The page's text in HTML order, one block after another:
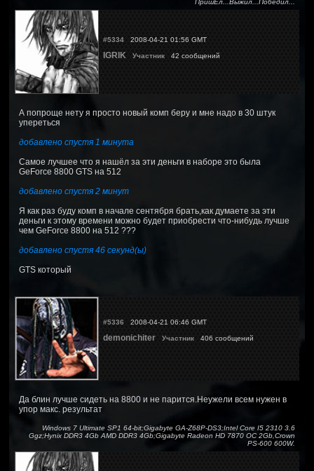
ПришЁл...Выжил...Победил...
#5334 2008-04-21 01:56 GMT
IGRIK Участник 42 сообщений
А попроще нету я просто новый комп беру и мне надо в 30 штук
упереться
добавлено спустя 1 минута
Самое лучшее что я нашёл за эти деньги в наборе это была
GeForce 8800 GTS на 512
добавлено спустя 2 минут
Я как раз буду комп в начале сентября брать,как думаете за эти
деньги к этому времени можно будет приобрести что-нибудь лучше
чем GeForce 8800 на 512 ???
добавлено спустя 46 секунд(ы)
GTS который
#5336 2008-04-21 06:46 GMT
demonichiter Участник 406 сообщений
Да блин лучше сидеть на 8800 и не парится.Неужели всем нужен в
упор макс. результат
Windows 7 Ultimate SP1 64-bit;Gigabyte GA-Z68P-DS3;Intel Core I5 2310 3.6
Ggz;Hynix DDR3 4Gb AMD DDR3 4Gb;Gigabyte Radeon HD 7870 OC 2Gb,Crown
PS-600 600W.